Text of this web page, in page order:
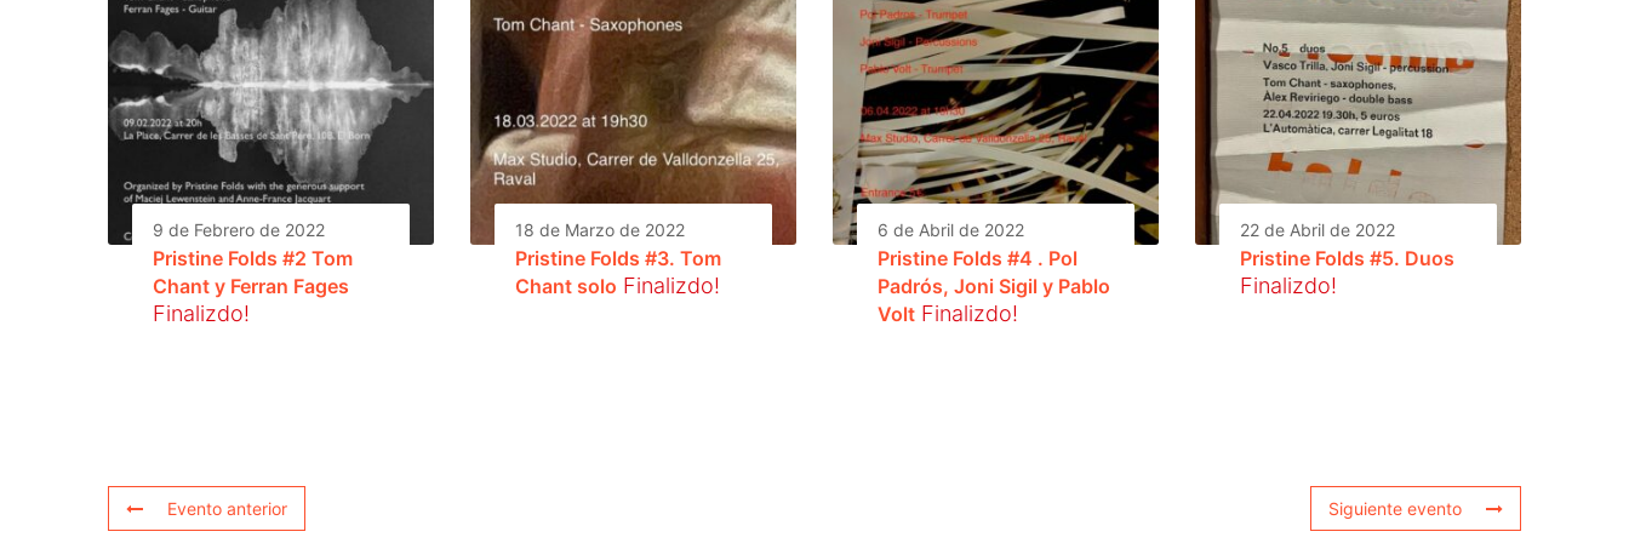
9 de Febrero de 2022
Pristine Folds #2 Tom
Chant y Ferran Fages
Finalizdo!
18 de Marzo de 2022
Pristine Folds #3. Tom
Chant solo Finalizdo!
6 de Abril de 2022
Pristine Folds #4 . Pol
Padrós, Joni Sigil y Pablo
Volt Finalizdo!
22 de Abril de 2022
Pristine Folds #5. Duos
Finalizdo!
Evento anterior Siguiente evento